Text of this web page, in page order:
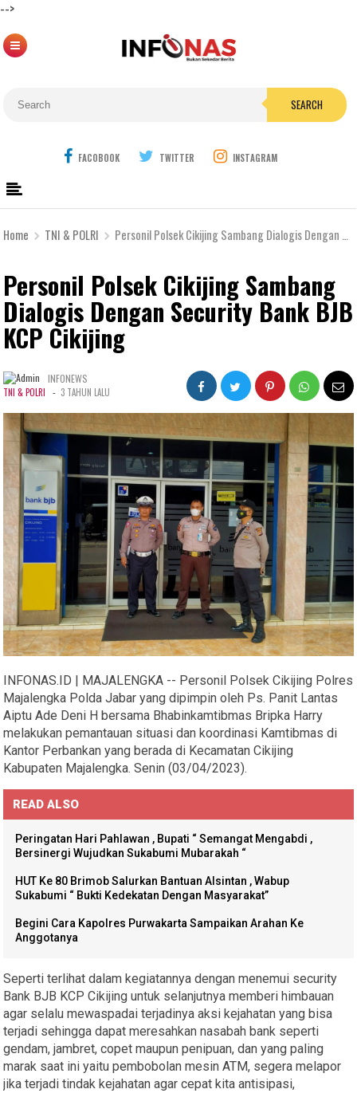
-->
SEARCH
FACOBOOK TWITTER INSTAGRAM
Home TNI & POLRI Personil Polsek Cikijing Sambang Dialogis Dengan Security Bank BJB KCP Cikijing
Personil Polsek Cikijing Sambang
Dialogis Dengan Security Bank BJB
KCP Cikijing
INFONEWS
TNI & POLRI - 3 TAHUN LALU
INFONAS.ID | MAJALENGKA -- Personil Polsek Cikijing Polres
Majalengka Polda Jabar yang dipimpin oleh Ps. Panit Lantas
Aiptu Ade Deni H bersama Bhabinkamtibmas Bripka Harry
melakukan pemantauan situasi dan koordinasi Kamtibmas di
Kantor Perbankan yang berada di Kecamatan Cikijing
Kabupaten Majalengka. Senin (03/04/2023).
READ ALSO
Peringatan Hari Pahlawan , Bupati “ Semangat Mengabdi ,
Bersinergi Wujudkan Sukabumi Mubarakah “
HUT Ke 80 Brimob Salurkan Bantuan Alsintan , Wabup
Sukabumi “ Bukti Kedekatan Dengan Masyarakat”
Begini Cara Kapolres Purwakarta Sampaikan Arahan Ke
Anggotanya
Seperti terlihat dalam kegiatannya dengan menemui security
Bank BJB KCP Cikijing untuk selanjutnya memberi himbauan
agar selalu mewaspadai terjadinya aksi kejahatan yang bisa
terjadi sehingga dapat meresahkan nasabah bank seperti
gendam, jambret, copet maupun penipuan, dan yang paling
marak saat ini yaitu pembobolan mesin ATM, segera melapor
jika terjadi tindak kejahatan agar cepat kita antisipasi,